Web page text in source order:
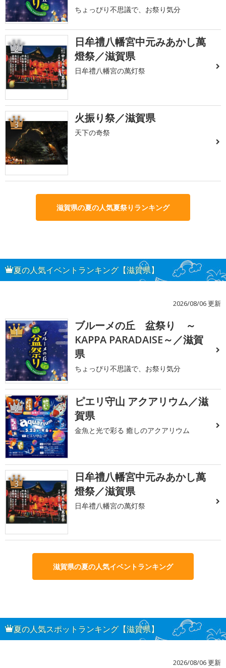
ちょっぴり不思議で、お祭り気分
2
日牟禮八幡宮中元みあかし萬
燈祭／滋賀県
日牟禮八幡宮の萬灯祭
3 火振り祭／滋賀県
天下の奇祭
滋賀県の夏の人気夏祭りランキング
夏の人気イベントランキング【滋賀県】
2026/08/06 更新
1
ブルーメの丘 盆祭り ～
KAPPA PARADAISE～／滋賀
県
ちょっぴり不思議で、お祭り気分
2
ピエリ守山 アクアリウム／滋
賀県
金魚と光で彩る 癒しのアクアリウム
3
日牟禮八幡宮中元みあかし萬
燈祭／滋賀県
日牟禮八幡宮の萬灯祭
滋賀県の夏の人気イベントランキング
夏の人気スポットランキング【滋賀県】
2026/08/06 更新